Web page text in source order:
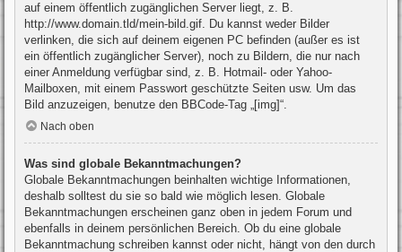
auf einem öffentlich zugänglichen Server liegt, z. B.
http://www.domain.tld/mein-bild.gif. Du kannst weder Bilder
verlinken, die sich auf deinem eigenen PC befinden (außer es ist
ein öffentlich zugänglicher Server), noch zu Bildern, die nur nach
einer Anmeldung verfügbar sind, z. B. Hotmail- oder Yahoo-
Mailboxen, mit einem Passwort geschützte Seiten usw. Um das
Bild anzuzeigen, benutze den BBCode-Tag „[img]“.
Nach oben
Was sind globale Bekanntmachungen?
Globale Bekanntmachungen beinhalten wichtige Informationen,
deshalb solltest du sie so bald wie möglich lesen. Globale
Bekanntmachungen erscheinen ganz oben in jedem Forum und
ebenfalls in deinem persönlichen Bereich. Ob du eine globale
Bekanntmachung schreiben kannst oder nicht, hängt von den durch